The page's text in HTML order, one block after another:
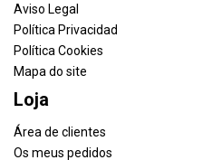
Aviso Legal
Política Privacidad
Política Cookies
Mapa do site
Loja
Área de clientes
Os meus pedidos